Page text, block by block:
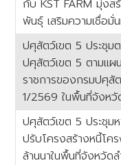
กับ KST FARM มุ่งส
พันธุ์ เสริมความเชื่อมั่
ปศุสัตว์เขต 5 ประชุม
ปศุสัตว์เขต 5 ตามแผ
ราชการของกรมปศุสั
1/2569 ในพื้นที่จังหวั
ปศุสัตว์เขต 5 ประชุม
ปรับโครงสร้างหนี้โค
ล้านนาในพื้นที่จังหวัด